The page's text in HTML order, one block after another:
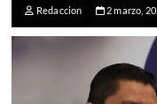
Redaccion 2 marzo,